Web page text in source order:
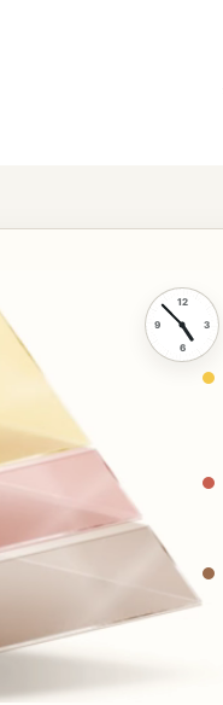
12
3
6
9